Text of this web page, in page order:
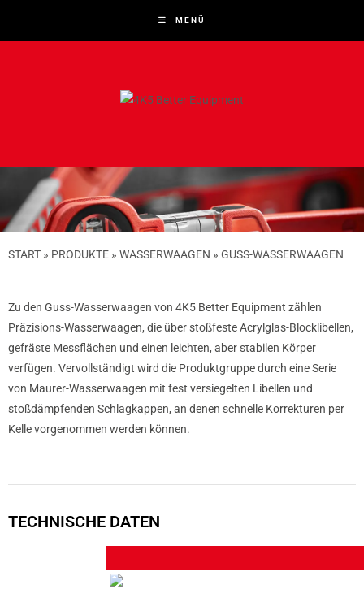
MENÜ
START » PRODUKTE » WASSERWAAGEN » GUSS-WASSERWAAGEN
Zu den Guss-Wasserwaagen von 4K5 Better Equipment zählen
Präzisions-Wasserwaagen, die über stoßfeste Acrylglas-Blocklibellen,
gefräste Messflächen und einen leichten, aber stabilen Körper
verfügen. Vervollständigt wird die Produktgruppe durch eine Serie
von Maurer-Wasserwaagen mit fest versiegelten Libellen und
stoßdämpfenden Schlagkappen, an denen schnelle Korrekturen per
Kelle vorgenommen werden können.
TECHNISCHE DATEN